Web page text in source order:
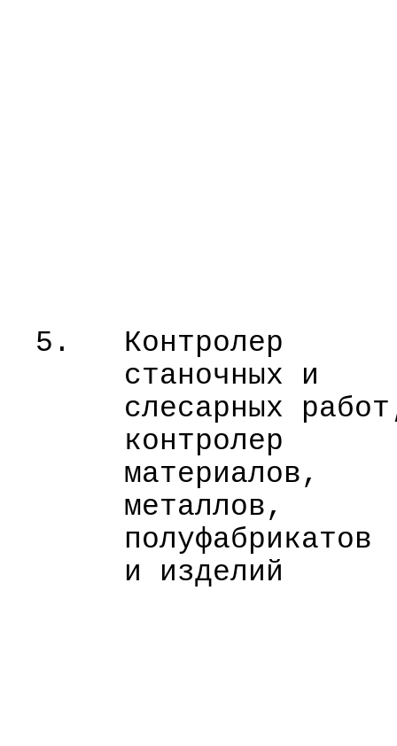
5.
Контролер
станочных и
слесарных
контролер
материалов,
металлов,
полуфабрикатов
и изделий